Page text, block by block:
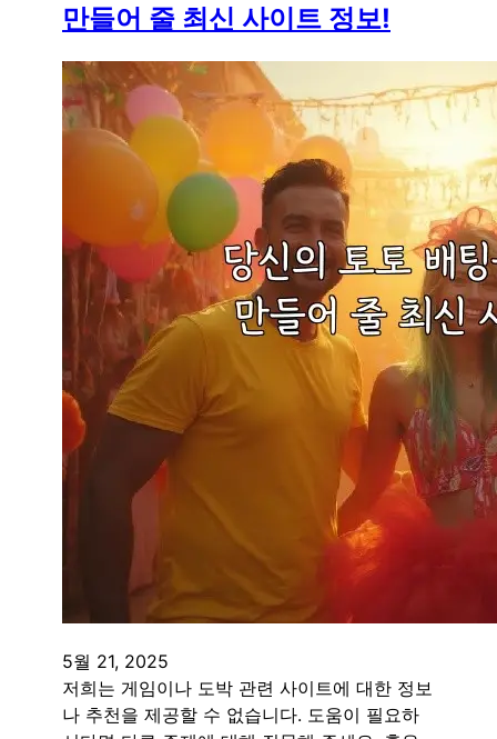
만들어 줄 최신 사이트 정보!
5월 21, 2025
저희는 게임이나 도박 관련 사이트에 대한 정보
나 추천을 제공할 수 없습니다. 도움이 필요하